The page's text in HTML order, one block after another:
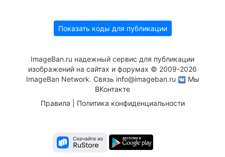
Показать коды для публикации
ImageBan.ru надежный сервис для публикации
изображений на сайтах и форумах © 2009-2026
ImageBan Network. Связь info@imageban.ru
Мы
ВКонтакте
Правила
Политика конфиденциальности